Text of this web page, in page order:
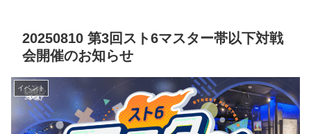
20250810 第3回スト6マスター帯以下対戦
会開催のお知らせ
イベント